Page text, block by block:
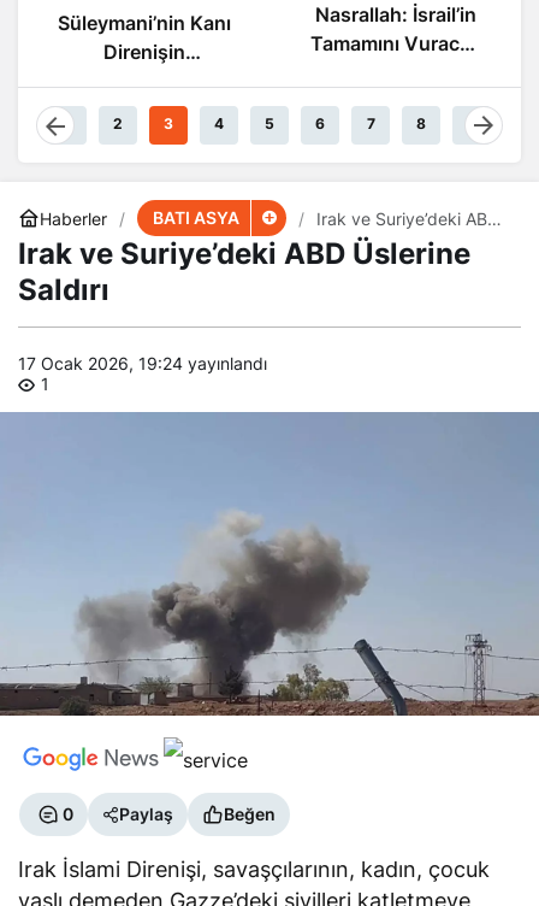
Süleymani’nin Kanı
Direnişin
Damarlarında
Akıyor
Nasrallah: İsrail’in
Tamamını Vuracak
1 2 3 4 5 6 7 8 9
Haberler BATI ASYA
Irak ve Suriye’deki ABD
Üslerine Saldırı
Irak ve Suriye’deki ABD Üslerine
Saldırı
17 Ocak 2026, 19:24
yayınlandı
1
0 Paylaş Beğen
Irak İslami Direnişi, savaşçılarının, kadın, çocuk
yaşlı demeden Gazze’deki sivilleri katletmeye